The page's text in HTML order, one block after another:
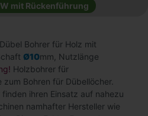
mit Rückenführung
Bohrer für Holz mit
Ø10mm, Nutzlänge
Holzbohrer für
Bohren für Dübellöcher.
ihren Einsatz auf nahezu
namhafter Hersteller wie